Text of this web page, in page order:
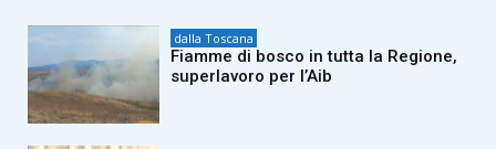
dalla Toscana
Fiamme di bosco in tutta la Regione,
superlavoro per l’Aib